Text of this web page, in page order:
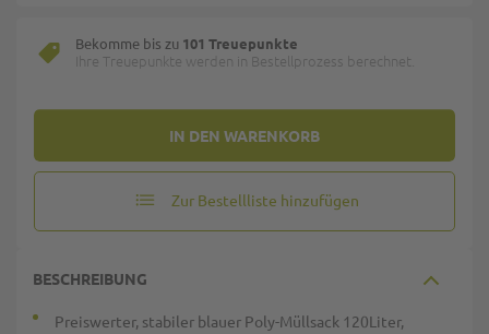
IN DEN WARENKORB
Bekomme bis zu 101 Treuepunkte
Ihre Treuepunkte werden in Bestellprozess berechnet.
Zur Bestellliste hinzufügen
BESCHREIBUNG
Preiswerter, stabiler blauer Poly-Müllsack 120Liter,